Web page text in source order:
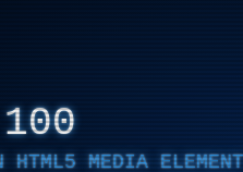
100
HTML5 MEDIA ELEMENT